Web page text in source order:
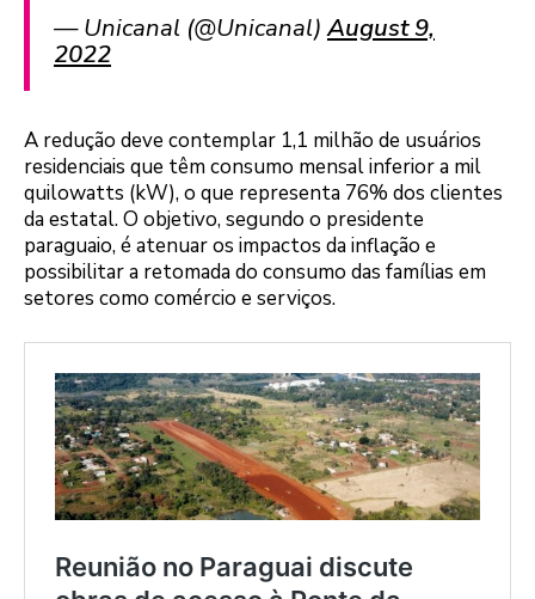
— Unicanal (@Unicanal)August 9,
2022
A redução deve contemplar 1,1 milhão de usuários
residenciais que têm consumo mensal inferior a mil
quilowatts (kW), o que representa 76% dos clientes
da estatal. O objetivo, segundo o presidente
paraguaio, é atenuar os impactos da inflação e
possibilitar a retomada do consumo das famílias em
setores como comércio e serviços.